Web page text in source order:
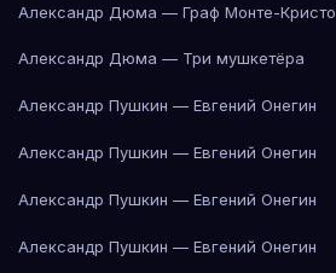
Александр Дюма — Граф Монте-Кристо
Александр Дюма — Три мушкетёра
Александр Пушкин — Евгений Онегин
Александр Пушкин — Евгений Онегин
Александр Пушкин — Евгений Онегин
Александр Пушкин — Евгений Онегин